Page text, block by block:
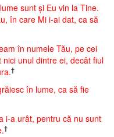
sunt şi Eu vin la Tine.
în care Mi i-ai dat, ca să
în numele Tău, pe cei
unul dintre ei, decât fiul
†
în lume, ca să fie
i-a urât, pentru că nu sunt
†